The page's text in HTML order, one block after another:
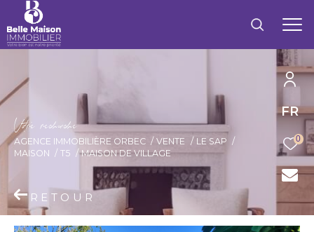
FR
0
Vore recece
AGENCE IMMOBILIÈRE ORBEC VENTE
LE SAP
MAISON
T5 MAISON DE VILLAGE
RETOUR